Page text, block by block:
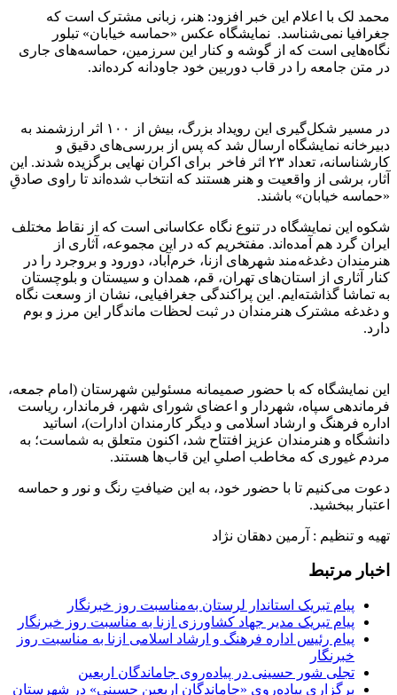
محمد لک با اعلام این خبر افزود: هنر، زبانی مشترک است که
جغرافیا نمی‌شناسد. نمایشگاه عکس «حماسه خیابان» تبلور
نگاه‌هایی است که از گوشه و کنار این سرزمین، حماسه‌های جاری
در متن جامعه را در قاب دوربین خود جاودانه کرده‌اند.
در مسیر شکل‌گیری این رویداد بزرگ، بیش از ۱۰۰ اثر ارزشمند به
دبیرخانه نمایشگاه ارسال شد که پس از بررسی‌های دقیق و
کارشناسانه، تعداد ۲۳ اثر فاخر برای اکران نهایی برگزیده شدند. این
آثار، برشی از واقعیت و هنر هستند که انتخاب شده‌اند تا راوی صادقِ
«حماسه خیابان» باشند.
شکوه این نمایشگاه در تنوع نگاه عکاسانی است که از نقاط مختلف
ایران گرد هم آمده‌اند. مفتخریم که در این مجموعه، آثاری از
هنرمندان دغدغه‌مند شهرهای ازنا، خرم‌آباد، دورود و بروجرد را در
کنار آثاری از استان‌های تهران، قم، همدان و سیستان و بلوچستان
به تماشا گذاشته‌ایم. این پراکندگی جغرافیایی، نشان از وسعت نگاه
و دغدغه مشترک هنرمندان در ثبت لحظات ماندگار این مرز و بوم
دارد.
این نمایشگاه که با حضور صمیمانه مسئولین شهرستان (امام جمعه،
فرماندهی سپاه، شهردار و اعضای شورای شهر، فرماندار، ریاست
اداره فرهنگ و ارشاد اسلامی و دیگر کارمندان ادارات)، اساتید
دانشگاه و هنرمندان عزیز افتتاح شد، اکنون متعلق به شماست؛ به
مردم غیوری که مخاطب اصلیِ این قاب‌ها هستند.
دعوت می‌کنیم تا با حضور خود، به این ضیافتِ رنگ و نور و حماسه
اعتبار ببخشید.
تهیه و تنظیم : آرمین دهقان نژاد
اخبار مرتبط
پیام تبریک استاندار لرستان به‌مناسبت روز خبرنگار
پیام تبریک مدیر جهاد کشاورزی ازنا به مناسبت روز خبرنگار
پیام رئیس اداره فرهنگ و ارشاد اسلامی ازنا به مناسبت روز
خبرنگار
تجلی شور حسینی در پیاده‌روی جاماندگان اربعین
برگزاری پیاده‌روی «جاماندگان اربعین حسینی» در شهرستان